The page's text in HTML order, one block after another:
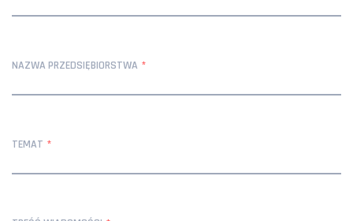
NAZWA PRZEDSIĘBIORSTWA
TEMAT